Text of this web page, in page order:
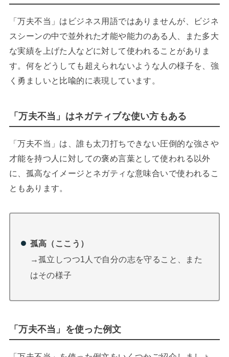
「万夫不当」はビジネス用語ではありませんが、ビジネ
スシーンの中で並外れた才能や能力のある人、また多大
な実績を上げた人などに対して使われることがありま
す。何をどうしても超えられないような人の様子を、強
く勇ましいと比喩的に表現しています。
「万夫不当」はネガティブな使い方もある
「万夫不当」は、誰も太刀打ちできない圧倒的な強さや
才能を持つ人に対しての褒め言葉として使われる以外
に、孤高なイメージとネガティな意味合いで使われるこ
ともあります。
孤高（ここう）
→孤立しつつ1人で自分の志を守ること、また
はその様子
「万夫不当」を使った例文